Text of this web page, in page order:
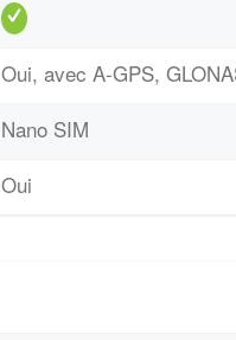
Oui, avec A-GPS,
Nano SIM
Oui